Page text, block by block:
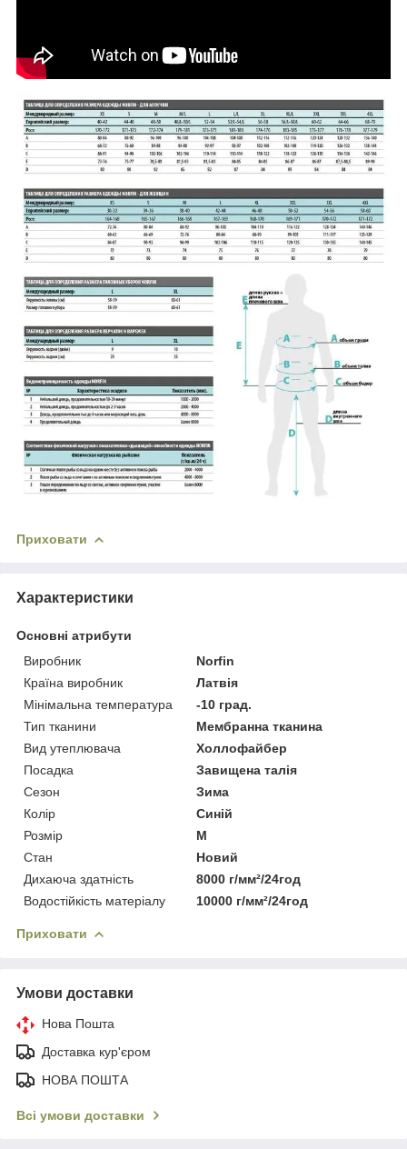
Приховати
Характеристики
Основні атрибути
Виробник
Norfin
Країна виробник
Латвія
Мінімальна температура
-10 град.
Тип тканини
Мембранна тканина
Вид утеплювача
Холлофайбер
Посадка
Завищена талія
Сезон
Зима
Колір
Синій
Розмір
M
Стан
Новий
Дихаюча здатність
8000 г/мм²/24год
Водостійкість матеріалу
10000 г/мм²/24год
Приховати
Умови доставки
Нова Пошта
Доставка кур'єром
НОВА ПОШТА
Всі умови доставки